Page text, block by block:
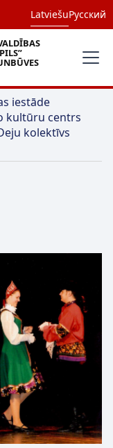
LatviešuРусский
iestāde
kultūru centrs
kolektīvs